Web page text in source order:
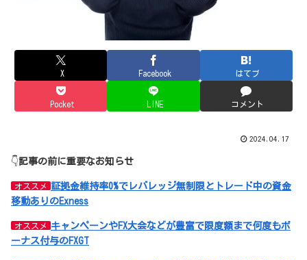
X Facebook はてブ
Pocket LINE コメント
2024.04.17
👇記事の前に重要なお知らせ
オススメ
証拠金維持率0%でレバレッジ無制限とトレード中の資金
移動ありのExness
オススメ
キャンペーンやFX大会などが豊富で限度額まで何度もボ
ーナス付与のFXGT